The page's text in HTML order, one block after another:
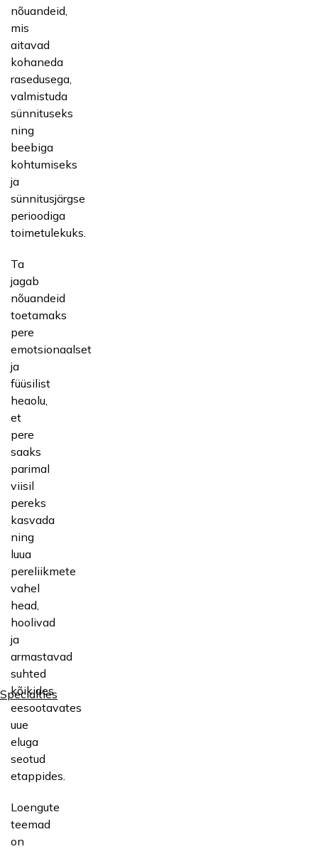
Specialties
nõuandeid,
mis
aitavad
kohaneda
rasedusega,
valmistuda
sünnituseks
ning
beebiga
kohtumiseks
ja
sünnitusjärgse
perioodiga
toimetulekuks.
Ta
jagab
nõuandeid
toetamaks
pere
emotsionaalset
ja
füüsilist
heaolu,
et
pere
saaks
parimal
viisil
pereks
kasvada
ning
luua
pereliikmete
vahel
head,
hoolivad
ja
armastavad
suhted
kõikides
eesootavates
uue
eluga
seotud
etappides.
Loengute
teemad
on